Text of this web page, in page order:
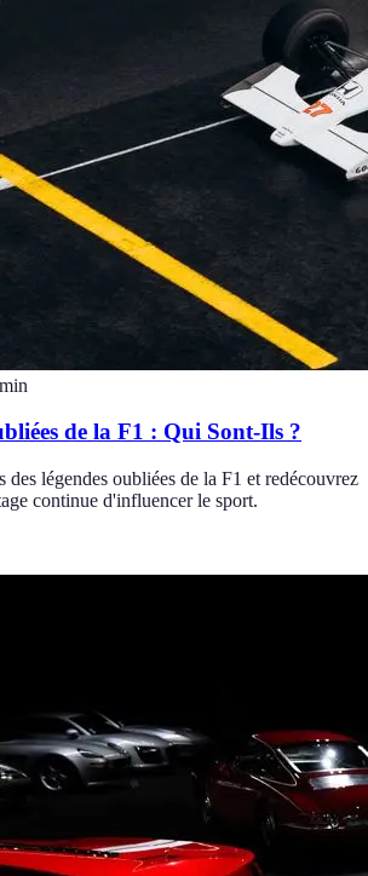
min
de la F1 : Qui Sont-Ils ?
des légendes oubliées de la F1 et redécouvrez
continue d'influencer le sport.